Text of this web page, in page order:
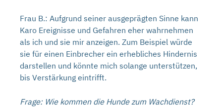
Frau B.: Aufgrund seiner ausgeprägten Sinne kann
Karo Ereignisse und Gefahren eher wahrnehmen
als ich und sie mir anzeigen. Zum Beispiel würde
sie für einen Einbrecher ein erhebliches Hindernis
darstellen und könnte mich solange unterstützen,
bis Verstärkung eintrifft.
Frage: Wie kommen die Hunde zum Wachdienst?